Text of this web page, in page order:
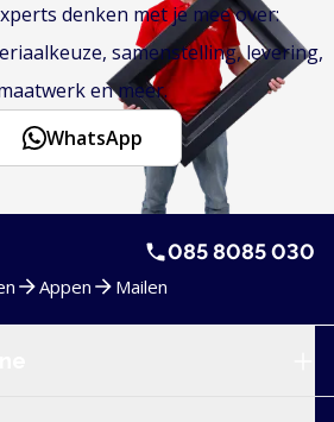
denken met je mee over:
samenstelling, levering,
en meer.
WhatsApp
085 8085 030
Appen Mailen